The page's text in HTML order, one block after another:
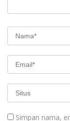
Simpan nama,